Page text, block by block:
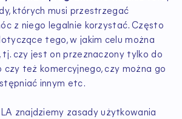
których musi przestrzegać
z niego legalnie korzystać. Często
tego, w jakim celu można
tj. czy jest on przeznaczony tylko do
też komercyjnego, czy można go
innym etc.
znajdziemy zasady użytkowania